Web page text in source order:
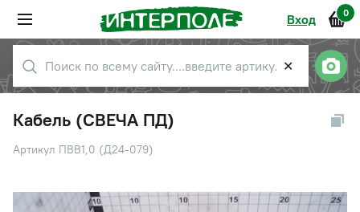
Вход 0
✕
Кабель (СВЕЧА ПД)
Артикул ПВВ1,0 (Д24-079)